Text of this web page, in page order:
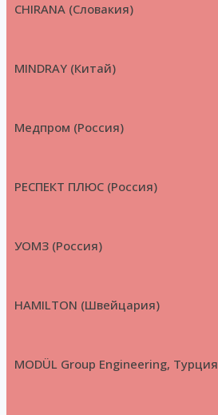
CHIRANA (Словакия)
MINDRAY (Китай)
Медпром (Россия)
РЕСПЕКТ ПЛЮС (Россия)
УОМЗ (Россия)
HAMILTON (Швейцария)
MODÜL Group Engineering, Турция